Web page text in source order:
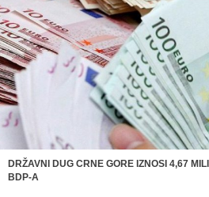
DRŽAVNI DUG CRNE GORE IZNOSI 4,67
BDP-A